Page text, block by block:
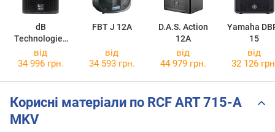
dB
Technologies
LVX 10
FBT J 12A
D.A.S. Action
12A
Yamaha
15
від
34 996 грн.
від
34 593 грн.
від
44 979 грн.
від
32 126
Корисні матеріали по RCF ART 715-A
MKV